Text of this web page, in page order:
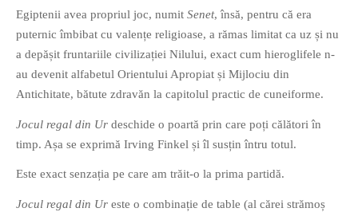
GloryBox.ro
Vreau-schimbare.ro
PRIETENI DIN BREASLA
Egiptenii avea propriul joc, numit Senet, însă, pentru că era
puternic îmbibat cu valențe religioase, a rămas limitat ca uz și nu
a depășit fruntariile civilizației Nilului, exact cum hieroglifele n-
au devenit alfabetul Orientului Apropiat și Mijlociu din
Antichitate, bătute zdravăn la capitolul practic de cuneiforme.
Jocul regal din Ur deschide o poartă prin care poți călători în
timp. Așa se exprimă Irving Finkel și îl susțin întru totul.
Este exact senzația pe care am trăit-o la prima partidă.
Jocul regal din Ur este o combinație de table (al cărei strămoș